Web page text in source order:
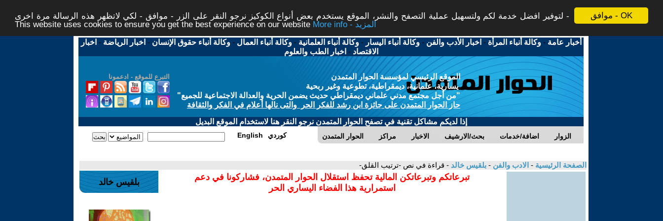
موافق - OK
لتوفير افضل خدمة لكم ولتسهيل عملية التصفح والنشر، الموقع يستخدم بعض أنواع الكوكيز نرجو النقر على الزر - موافق - لكي لاتظهر هذه الرسالة مرة اخرى -
This website uses cookies to ensure you get the best experience on our website
More info - المزيد
أخبار عامة -وكالة أنباء المرأة - اخبار الأدب والفن -وكالة أنباء اليسار -وكالة أنباء العلمانية -وكالة أنباء العمال -وكالة أنباء حقوق الإنسان - اخبار الرياضة - اخبار
الاقتصاد - اخبار الطب والعلوم
التبرع للموقع - ادعمونا
الموقع الرئيسي لمؤسسة الحوار المتمدن
يسارية، علمانية، ديمقراطية، تطوعية وغير ربحية
"من أجل مجتمع مدني علماني ديمقراطي حديث يضمن الحرية والعدالة الاجتماعية للجميع"
حاز الحوار المتمدن على جائزة ابن رشد للفكر الحر والتى نالها أعلام في الفكر والثقافة
إذا لديكم مشاكل تقنية في تصفح الحوار المتمدن نرجو النقر هنا لاستخدام الموقع البديل
الحوار المتمدن مراكز الاخبار بحث/الارشيف اضافة/خدمات الزوار English كوردي
الصفحة الرئيسية - الادب والفن - بلقيس خالد - قراءة في نص -ترتيب القلق-
تبرعاتكم وتبرعاتكن المالية تحفظ استقلال الحوار المتمدن، فشاركونا في دعم
استمرارية هذا الفضاء اليساري الحر
بلقيس خالد